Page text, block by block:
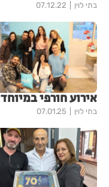
בתי לוין 07.12.22
אירוע חורפי במיוחד
בתי לוין 07.01.25